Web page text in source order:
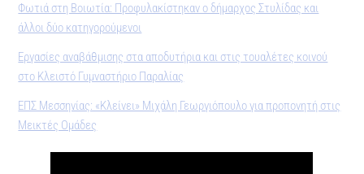
Φωτιά στη Βοιωτία: Προφυλακίστηκαν ο δήμαρχος Στυλίδας και
άλλοι δύο κατηγορούμενοι
Εργασίες αναβάθμισης στα αποδυτήρια και στις τουαλέτες κοινού
στο Κλειστό Γυμναστήριο Παραλίας
ΕΠΣ Μεσσηνίας: «Κλείνει» Μιχάλη Γεωργιόπουλο για προπονητή στις
Μεικτές Ομάδες